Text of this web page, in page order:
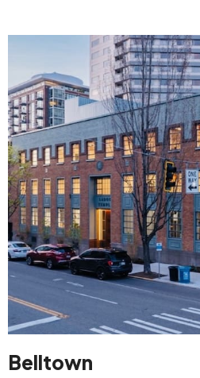
Belltown